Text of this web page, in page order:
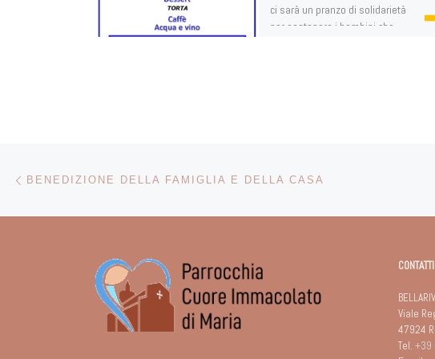
ci sarà un pranzo di solidarietà
per sostenere i bambini che
Navigazione articoli
BENEDIZIONE DELLA FAMIGLIA E DELLA CASA
CONTATTI
Viale
47924
Tel. +39